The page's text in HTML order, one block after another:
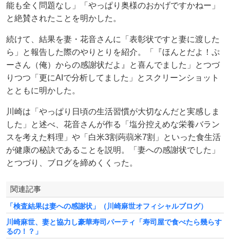
能も全く問題なし」「やっぱり奥様のおかげですかねー」
と絶賛されたことを明かした。
続けて、結果を妻・花音さんに「表彰状ですと妻に渡した
ら」と報告した際のやりとりを紹介。「『ほんとだよ！ぷ
ーさん（俺）からの感謝状だよ』と喜んでました」とつづ
りつつ「更にAIで分析してました」とスクリーンショット
とともに明かした。
川崎は「やっぱり日頃の生活習慣が大切なんだと実感しま
した」と述べ、花音さんが作る「塩分控えめな栄養バラン
スを考えた料理」や「白米3割蒟蒻米7割」といった食生活
が健康の秘訣であることを説明。「妻への感謝状でした」
とつづり、ブログを締めくくった。
関連記事
「検査結果は妻への感謝状」（川崎麻世オフィシャルブログ）
川崎麻世、妻と協力し豪華寿司パーティ「寿司屋で食べたら幾らす
るの！？」